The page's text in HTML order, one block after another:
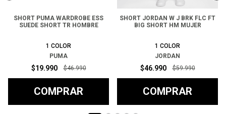
SHORT PUMA WARDROBE ESS
SUEDE SHORT TR HOMBRE
1 COLOR
PUMA
$19.990 $46.990
COMPRAR
SHORT JORDAN W J BRK FLC FT
BIG SHORT HM MUJER
1 COLOR
JORDAN
$46.990 $59.990
COMPRAR